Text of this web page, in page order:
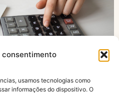
consentimento
usamos tecnologias como
informações do dispositivo. O
reajuste de 6,79% e